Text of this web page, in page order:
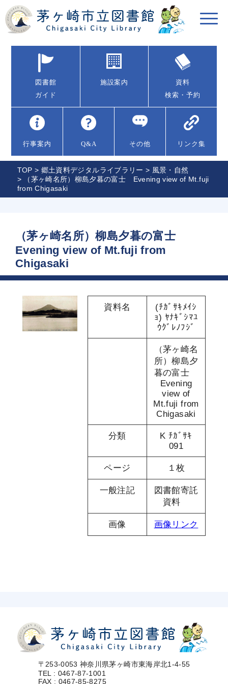
図書館
ガイド
施設案内
資料
検索・予約
行事案内 Q&A その他 リンク集
TOP > 郷土資料デジタルライブラリー > 風景・自然
> （茅ヶ崎名所）柳島夕暮の富士 Evening view of Mt.fuji
from Chigasaki
（茅ヶ崎名所）柳島夕暮の富士
Evening view of Mt.fuji from
Chigasaki
資料名
(ﾁｶﾞｻｷﾒｲｼ
ｮ) ﾔﾅｷﾞｼﾏﾕ
ｳｸﾞﾚﾉﾌｼﾞ
（茅ヶ崎名
所）柳島夕
暮の富士
Evening
view of
Mt.fuji from
Chigasaki
分類
K ﾁｶﾞｻｷ
091
ページ １枚
一般注記
図書館寄託
資料
画像 画像リンク
〒253-0053 神奈川県茅ヶ崎市東海岸北1-4-55
TEL : 0467-87-1001
FAX : 0467-85-8275